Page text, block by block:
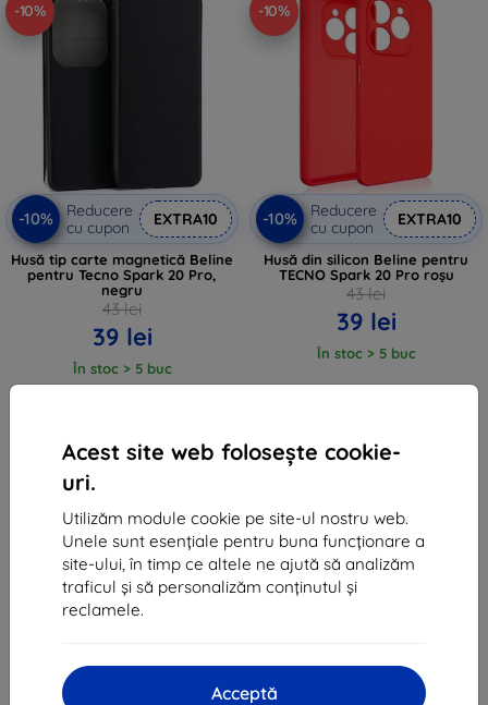
Acest site web folosește cookie-
uri.
Utilizăm module cookie pe site-ul nostru web.
Unele sunt esențiale pentru buna funcționare a
site-ului, în timp ce altele ne ajută să analizăm
traficul și să personalizăm conținutul și
reclamele.
Acceptă
-10%
-10%
Reducere
cu cupon
EXTRA10
Husă tip carte magnetică Beline
pentru Tecno Spark 20 Pro,
negru
43 lei
39 lei
În stoc > 5 buc
-10%
-10%
Reducere
cu cupon
EXTRA10
Husă din silicon Beline pentru
TECNO Spark 20 Pro roșu
43 lei
39 lei
În stoc > 5 buc
din total4
«